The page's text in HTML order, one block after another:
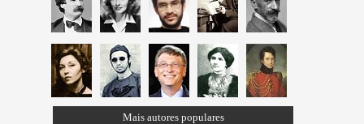
Mais autores populares